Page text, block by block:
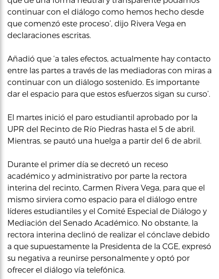
continuar con el diálogo como hemos hecho desde
que comenzó este proceso’, dijo Rivera Vega en
declaraciones escritas.
Añadió que ‘a tales efectos, actualmente hay contacto
entre las partes a través de las mediadoras con miras a
continuar con un diálogo sostenido. Es importante
dar el espacio para que estos esfuerzos sigan su curso’.
El martes inició el paro estudiantil aprobado por la
UPR del Recinto de Río Piedras hasta el 5 de abril.
Mientras, se pautó una huelga a partir del 6 de abril.
Durante el primer día se decretó un receso
académico y administrativo por parte la rectora
interina del recinto, Carmen Rivera Vega, para que el
mismo sirviera como espacio para el diálogo entre
líderes estudiantiles y el Comité Especial de Diálogo y
Mediación del Senado Académico. No obstante, la
rectora interina declinó de realizar el cónclave debido
a que supuestamente la Presidenta de la CGE, expresó
su negativa a reunirse personalmente y optó por
ofrecer el diálogo vía telefónica.